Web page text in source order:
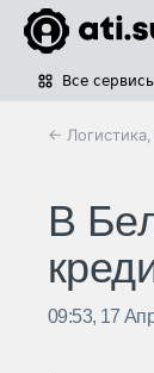
Все
← Логистика,
В
09:53, 17